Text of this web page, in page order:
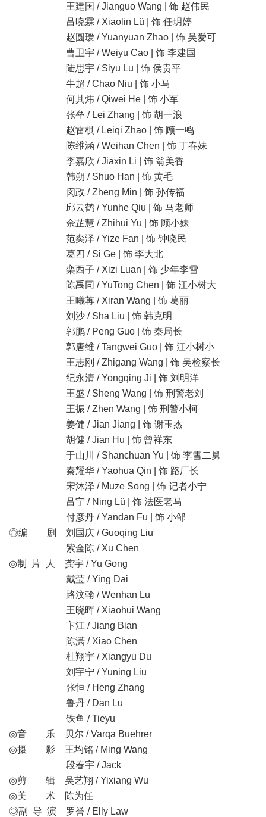
王建国 / Jianguo Wang | 饰 赵伟民
吕晓霖 / Xiaolin Lü | 饰 任玥婷
赵圆瑗 / Yuanyuan Zhao | 饰 吴爱可
曹卫宇 / Weiyu Cao | 饰 李建国
陆思宇 / Siyu Lu | 饰 侯贵平
牛超 / Chao Niu | 饰 小马
何其炜 / Qiwei He | 饰 小军
张垒 / Lei Zhang | 饰 胡一浪
赵雷棋 / Leiqi Zhao | 饰 顾一鸣
陈维涵 / Weihan Chen | 饰 丁春妹
李嘉欣 / Jiaxin Li | 饰 翁美香
韩朔 / Shuo Han | 饰 黄毛
闵政 / Zheng Min | 饰 孙传福
邱云鹤 / Yunhe Qiu | 饰 马老师
余芷慧 / Zhihui Yu | 饰 顾小妹
范奕泽 / Yize Fan | 饰 钟晓民
葛四 / Si Ge | 饰 李大北
栾西子 / Xizi Luan | 饰 少年李雪
陈禹同 / YuTong Chen | 饰 江小树大
王曦苒 / Xiran Wang | 饰 葛丽
刘沙 / Sha Liu | 饰 韩克明
郭鹏 / Peng Guo | 饰 秦局长
郭唐维 / Tangwei Guo | 饰 江小树小
王志刚 / Zhigang Wang | 饰 吴检察长
纪永清 / Yongqing Ji | 饰 刘明洋
王盛 / Sheng Wang | 饰 刑警老刘
王振 / Zhen Wang | 饰 刑警小柯
姜健 / Jian Jiang | 饰 谢玉杰
胡健 / Jian Hu | 饰 曾祥东
于山川 / Shanchuan Yu | 饰 李雪二舅
秦耀华 / Yaohua Qin | 饰 路厂长
宋沐泽 / Muze Song | 饰 记者小宁
吕宁 / Ning Lü | 饰 法医老马
付彦丹 / Yandan Fu | 饰 小邹
◎编 剧 刘国庆 / Guoqing Liu
紫金陈 / Xu Chen
◎制 片 人 龚宇 / Yu Gong
戴莹 / Ying Dai
路汶翰 / Wenhan Lu
王晓晖 / Xiaohui Wang
卞江 / Jiang Bian
陈潇 / Xiao Chen
杜翔宇 / Xiangyu Du
刘宇宁 / Yuning Liu
张恒 / Heng Zhang
鲁丹 / Dan Lu
铁鱼 / Tieyu
◎音 乐 贝尔 / Varqa Buehrer
◎摄 影 王均铭 / Ming Wang
段春宇 / Jack
◎剪 辑 吴艺翔 / Yixiang Wu
◎美 术 陈为任
◎副 导 演 罗誉 / Elly Law